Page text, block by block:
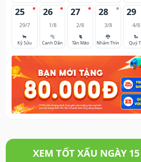
25
29/7
🐂
Kỷ Sửu
26
1/8
🐅
Canh Dần
27
2/8
🐈
Tân Mão
28
3/8
🐉
Nhâm Thìn
29
4/8
🐍
Quý
XEM TỐT XẤU NGÀY